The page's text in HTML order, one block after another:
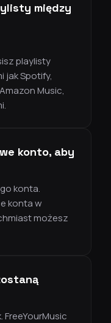
między
playlisty
jak Spotify,
Music,
konto, aby
konta.
konta w
możesz